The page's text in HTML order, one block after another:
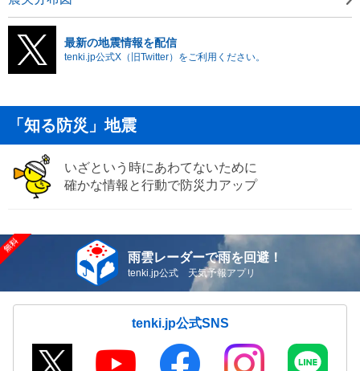
最新の地震情報を配信
tenki.jp公式X（旧Twitter）をご利用ください。
「知る防災」地震
いざという時にあわてないために
確かな情報と行動で防災力アップ
雨雲レーダーで雨を回避！
tenki.jp公式 天気予報アプリ
tenki.jp公式SNS